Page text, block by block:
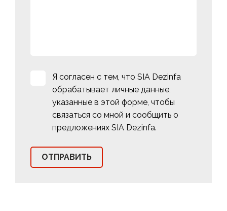
Я согласен с тем, что SIA Dezinfa
обрабатывает личные данные,
указанные в этой форме, чтобы
связаться со мной и сообщить о
предложениях SIA Dezinfa.